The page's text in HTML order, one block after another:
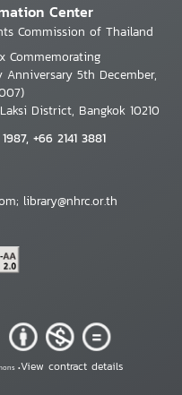
Center
Commission of Thailand
Commemorating
5th December,
District, Bangkok 10210
+66 2141 3881
library@nhrc.or.th
•View contract details